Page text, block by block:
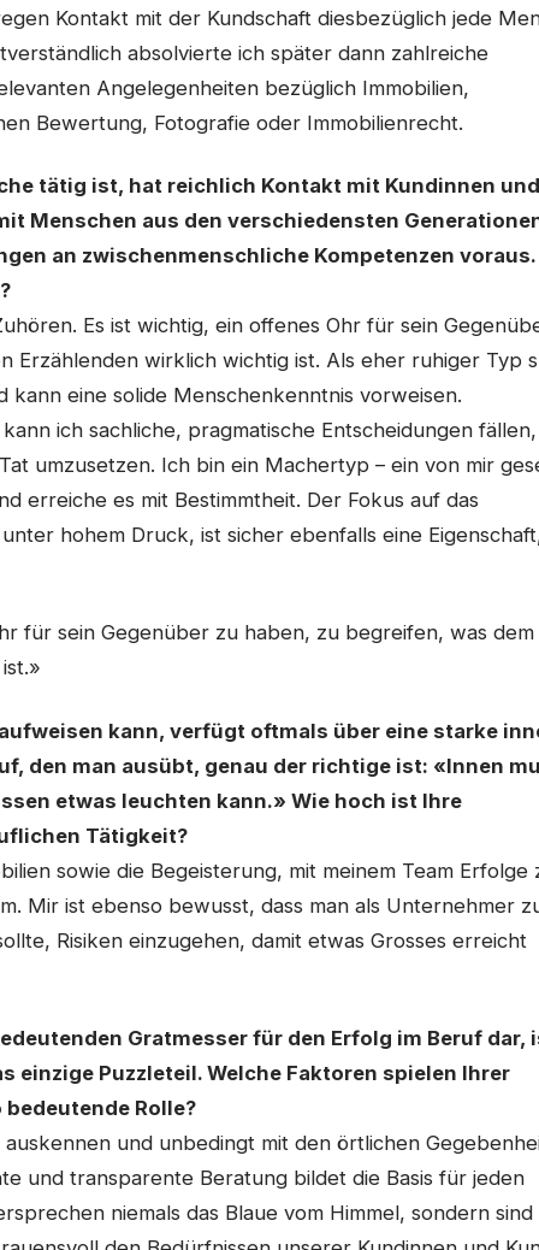
Kontakt mit der Kundschaft diesbezüglich jede
absolvierte ich später dann zahlreiche
Angelegenheiten bezüglich Immobilien,
Bewertung, Fotografie oder Immobilienrecht.
tätig ist, hat reichlich Kontakt mit Kundinnen und
Menschen aus den verschiedensten
an zwischenmenschliche Kompetenzen voraus.
Es ist wichtig, ein offenes Ohr für sein
Erzählenden wirklich wichtig ist. Als eher ruhiger Typ
kann eine solide Menschenkenntnis vorweisen.
ich sachliche, pragmatische Entscheidungen
umzusetzen. Ich bin ein Machertyp – ein von mir
erreiche es mit Bestimmtheit. Der Fokus auf das
hohem Druck, ist sicher ebenfalls eine
für sein Gegenüber zu haben, zu begreifen, was dem
kann, verfügt oftmals über eine starke
den man ausübt, genau der richtige ist: «Innen
etwas leuchten kann.» Wie hoch ist Ihre
Tätigkeit?
sowie die Begeisterung, mit meinem Team Erfolge
Mir ist ebenso bewusst, dass man als Unternehmer
Risiken einzugehen, damit etwas Grosses erreicht
Gratmesser für den Erfolg im Beruf dar,
einzige Puzzleteil. Welche Faktoren spielen Ihrer
Rolle?
und unbedingt mit den örtlichen
und transparente Beratung bildet die Basis für jeden
niemals das Blaue vom Himmel, sondern sind